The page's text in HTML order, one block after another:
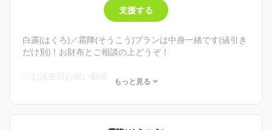
ここから返礼品がつき始めます！月イチでその時々のもの
お手紙も申請してくれた君は一緒に入れてお送りします😌
💜
支援する
白露(はくろ)／霜降(そうこう)プランは中身一緒です(値引き
だけ別)！お財布とご相談の上どうぞ！
〇お誕生日お祝い動画
└申請制。約1分半尺喋ってお祝いするよ！
└申請制。写真とレシピが載るよ！
もっと見る